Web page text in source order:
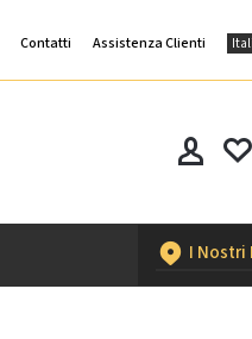
Contatti Assistenza Clienti
I Nostri